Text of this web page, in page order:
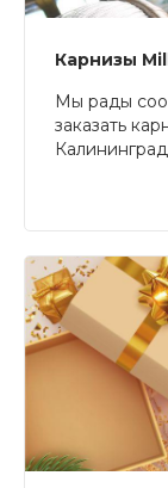
Карнизы
Мы рады
заказать